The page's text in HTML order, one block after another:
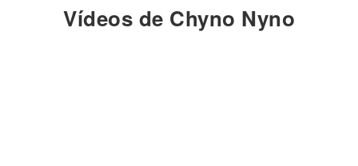
Vídeos de Chyno Nyno